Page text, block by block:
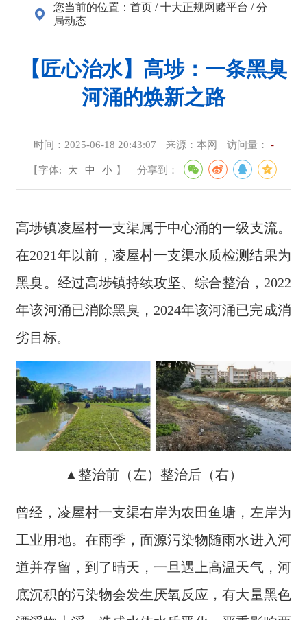
您当前的位置：首页 /十大正规网赌平台 /分
局动态
【匠心治水】高埗：一条黑臭
河涌的焕新之路
时间： 2025-06-18 20:43:07 来源： 本网 访问量： -
【字体: 大 中 小 】 分享到：
高埗镇凌屋村一支渠属于中心涌的一级支流。
在2021年以前，凌屋村一支渠水质检测结果为
黑臭。经过高埗镇持续攻坚、综合整治，2022
年该河涌已消除黑臭，2024年该河涌已完成消
劣目标。
▲整治前（左）整治后（右）
曾经，凌屋村一支渠右岸为农田鱼塘，左岸为
工业用地。在雨季，面源污染物随雨水进入河
道并存留，到了晴天，一旦遇上高温天气，河
底沉积的污染物会发生厌氧反应，有大量黑色